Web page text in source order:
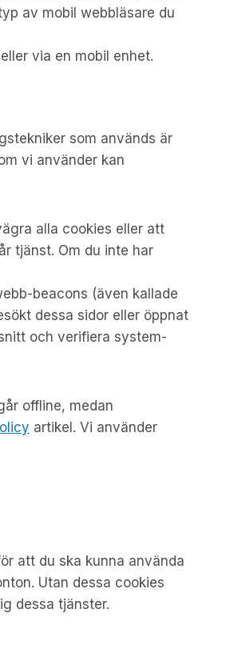
av mobil webbläsare du
via en mobil enhet.
som används är
vi använder kan
alla cookies eller att
tjänst. Om du inte har
beacons (även kallade
dessa sidor eller öppnat
och verifiera system-
offline, medan
artikel. Vi använder
att du ska kunna använda
Utan dessa cookies
dessa tjänster.